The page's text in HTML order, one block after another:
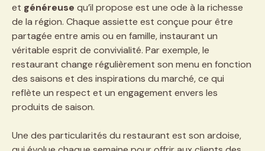
et généreuse qu’il propose est une ode à la richesse
de la région. Chaque assiette est conçue pour être
partagée entre amis ou en famille, instaurant un
véritable esprit de convivialité. Par exemple, le
restaurant change régulièrement son menu en fonction
des saisons et des inspirations du marché, ce qui
reflète un respect et un engagement envers les
produits de saison.
Une des particularités du restaurant est son ardoise,